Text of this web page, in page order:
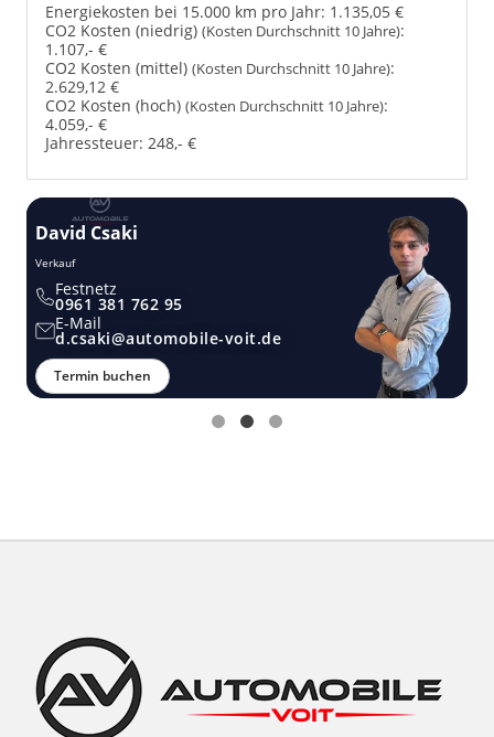
Energiekosten bei 15.000 km pro Jahr: 1.135,05 €
CO2 Kosten (niedrig) (Kosten Durchschnitt 10 Jahre):
1.107,- €
CO2 Kosten (mittel) (Kosten Durchschnitt 10 Jahre):
2.629,12 €
CO2 Kosten (hoch) (Kosten Durchschnitt 10 Jahre):
4.059,- €
Jahressteuer: 248,- €
David Csaki
Verkauf
Festnetz
0961 381 762 95
E-Mail
d.csaki@automobile-voit.de
Termin buchen